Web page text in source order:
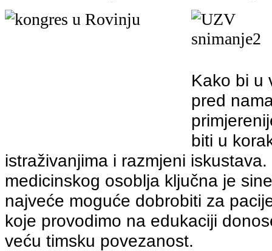
Kako bi u
pred
biti u
istraživanjima i razmjeni
medicinskog osoblja ključna je
najveće moguće dobrobiti za
koje provodimo na edukaciji
veću timsku povezanost.